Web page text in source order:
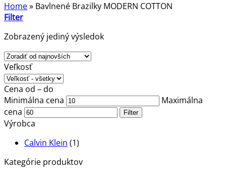
Home» Bavlnené Brazilky MODERN COTTON
Filter
Zobrazený jediný výsledok
Veľkosť
Cena od – do
Minimálna cena
Maximálna
cena
Filter
Výrobca
Calvin Klein (1)
Kategórie produktov